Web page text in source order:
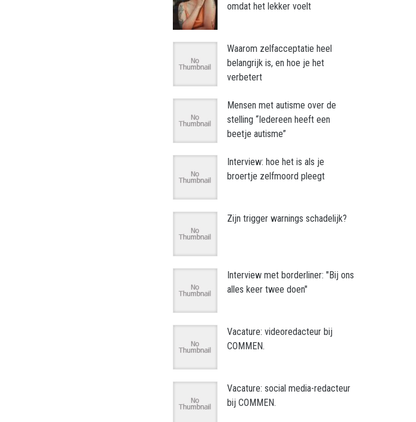
omdat het lekker voelt
Waarom zelfacceptatie heel
belangrijk is, en hoe je het
verbetert
Mensen met autisme over de
stelling “Iedereen heeft een
beetje autisme”
Interview: hoe het is als je
broertje zelfmoord pleegt
Zijn trigger warnings schadelijk?
Interview met borderliner: "Bij ons
alles keer twee doen"
Vacature: videoredacteur bij
COMMEN.
Vacature: social media-redacteur
bij COMMEN.